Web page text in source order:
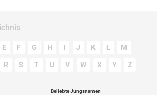
E F G H I J K L M
R S T U V W X Y Z
Beliebte Jungsnamen